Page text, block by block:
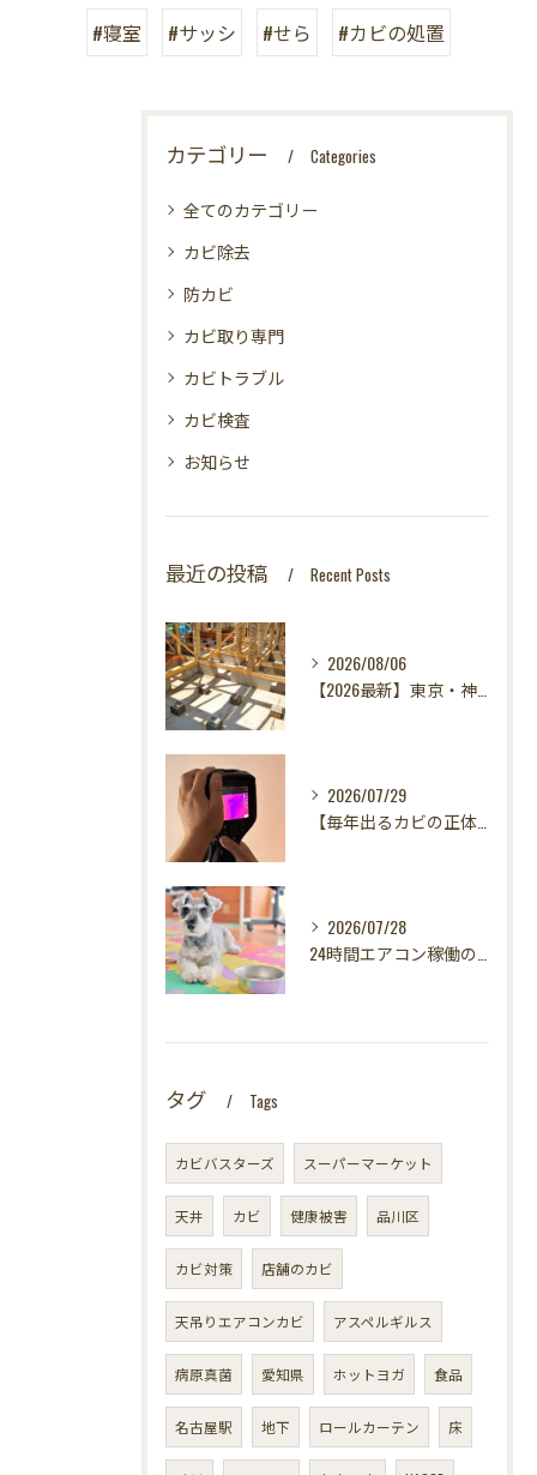
#寝室 #サッシ #せら #カビの処置
カテゴリー Categories
全てのカテゴリー
カビ除去
防カビ
カビ取り専門
カビトラブル
カビ検査
お知らせ
最近の投稿 Recent Posts
2026/08/06
2026/07/29
2026/07/28
タグ Tags
カビバスターズ スーパーマーケット
天井 カビ 健康被害 品川区
カビ対策 店舗のカビ
天吊りエアコンカビ アスペルギルス
病原真菌 愛知県 ホットヨガ 食品
名古屋駅 地下 ロールカーテン 床